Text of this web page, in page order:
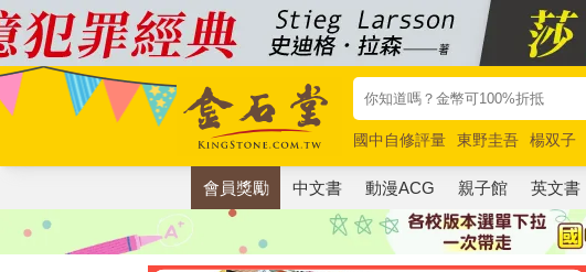
國中自修評量 東野圭吾 楊双子
唯紅花綻放
奧德賽 路邊攤新作
會員獎勵 中文書 動漫ACG 親子館 英文書